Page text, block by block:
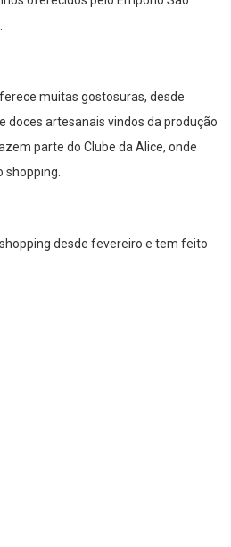
muitas gostosuras, desde
doces artesanais vindos da produção
parte do Clube da Alice, onde
shopping.
desde fevereiro e tem feito